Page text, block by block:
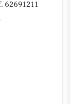
62691211